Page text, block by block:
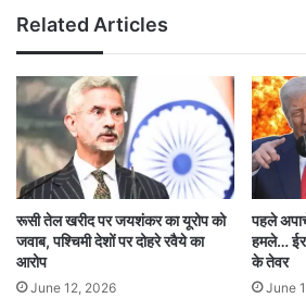
हिस्सा लेने के लिए कर्नाटक गए हुए थे।
92 साल की उम्र में ली
Former Prime Minister
passed away
He breathed his last at
पूर्व प्रधानमंत्री
Related Articles
रूसी तेल खरीद पर जयशंकर का यूरोप को
जवाब, पश्चिमी देशों पर दोहरे रवैये का
आरोप
June 12, 2026
पहले
हमले…
के तेवर
June